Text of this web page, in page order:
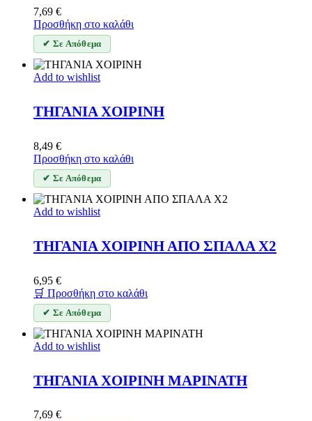
7,69 €
Προσθήκη στο καλάθι
✔ Σε Απόθεμα
Add to wishlist
ΤΗΓΑΝΙΑ ΧΟΙΡΙΝΗ
8,49 €
Προσθήκη στο καλάθι
✔ Σε Απόθεμα
Add to wishlist
ΤΗΓΑΝΙΑ ΧΟΙΡΙΝΗ ΑΠΟ ΣΠΑΛΑ Χ2
6,95 €
🛒 Προσθήκη στο καλάθι
✔ Σε Απόθεμα
Add to wishlist
ΤΗΓΑΝΙΑ ΧΟΙΡΙΝΗ ΜΑΡΙΝΑΤΗ
7,69 €